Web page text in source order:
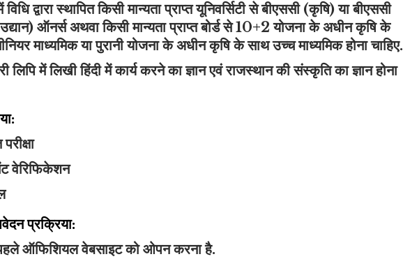
विधि द्वारा स्थापित किसी मान्यता प्राप्त यूनिवर्सिटी से बीएससी (कृषि) या बीएससी
ऑनर्स अथवा किसी मान्यता प्राप्त बोर्ड से 10+2 योजना के अधीन कृषि के
माध्यमिक या पुरानी योजना के अधीन कृषि के साथ उच्च माध्यमिक होना चाहिए.
लिपि में लिखी हिंदी में कार्य करने का ज्ञान एवं राजस्थान की संस्कृति का ज्ञान होना
वेरिफिकेशन
प्रक्रिया:
ऑफिशियल वेबसाइट को ओपन करना है.